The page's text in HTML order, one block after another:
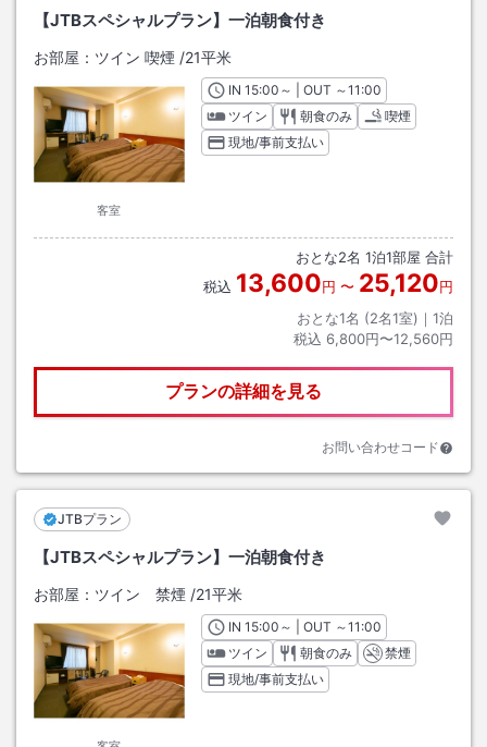
【JTBスペシャルプラン】一泊朝食付き
お部屋： ツイン 喫煙 /21平米
客室
INチェックイン
15:00 ～ | OUT チェックアウト
～11:00
ツイン
朝食のみ
喫煙
現地/事前支払い
おとな2名 1泊1部屋 合計
税込 13,600円 〜 25,120円
おとな1名 (2名1室)｜ 1泊
税込 6,800円〜12,560円
プランの詳細を見る
お問い合わせコード
JTBプラン
【JTBスペシャルプラン】一泊朝食付き
お部屋： ツイン 禁煙 /21平米
INチェックイン
15:00 ～ | OUT チェックアウト
～11:00
ツイン
朝食のみ
禁煙
現地/事前支払い